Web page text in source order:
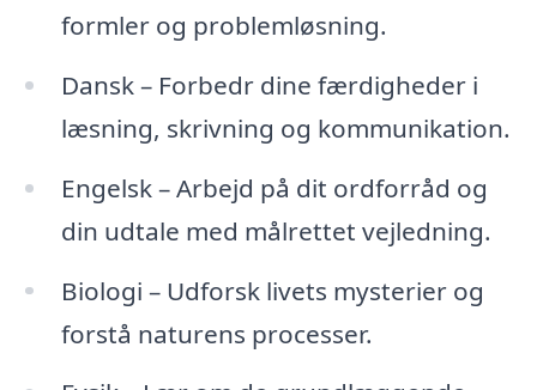
formler og problemløsning.
Dansk – Forbedr dine færdigheder i
læsning, skrivning og kommunikation.
Engelsk – Arbejd på dit ordforråd og
din udtale med målrettet vejledning.
Biologi – Udforsk livets mysterier og
forstå naturens processer.